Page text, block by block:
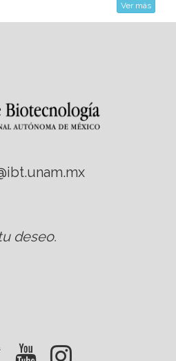
Ver más
deseo.